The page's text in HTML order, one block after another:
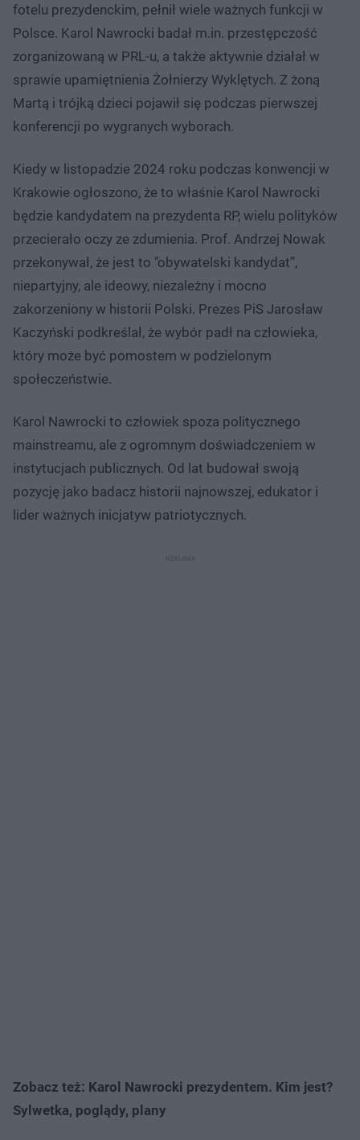
fotelu prezydenckim, pełnił wiele ważnych funkcji w
Polsce. Karol Nawrocki badał m.in. przestępczość
zorganizowaną w PRL-u, a także aktywnie działał w
sprawie upamiętnienia Żołnierzy Wyklętych. Z żoną
Martą i trójką dzieci pojawił się podczas pierwszej
konferencji po wygranych wyborach.
Kiedy w listopadzie 2024 roku podczas konwencji w
Krakowie ogłoszono, że to właśnie Karol Nawrocki
będzie kandydatem na prezydenta RP, wielu polityków
przecierało oczy ze zdumienia. Prof. Andrzej Nowak
przekonywał, że jest to "obywatelski kandydat”,
niepartyjny, ale ideowy, niezależny i mocno
zakorzeniony w historii Polski. Prezes PiS Jarosław
Kaczyński podkreślał, że wybór padł na człowieka,
który może być pomostem w podzielonym
społeczeństwie.
Karol Nawrocki to człowiek spoza politycznego
mainstreamu, ale z ogromnym doświadczeniem w
instytucjach publicznych. Od lat budował swoją
pozycję jako badacz historii najnowszej, edukator i
lider ważnych inicjatyw patriotycznych.
Zobacz też: Karol Nawrocki prezydentem. Kim jest?
Sylwetka, poglądy, plany